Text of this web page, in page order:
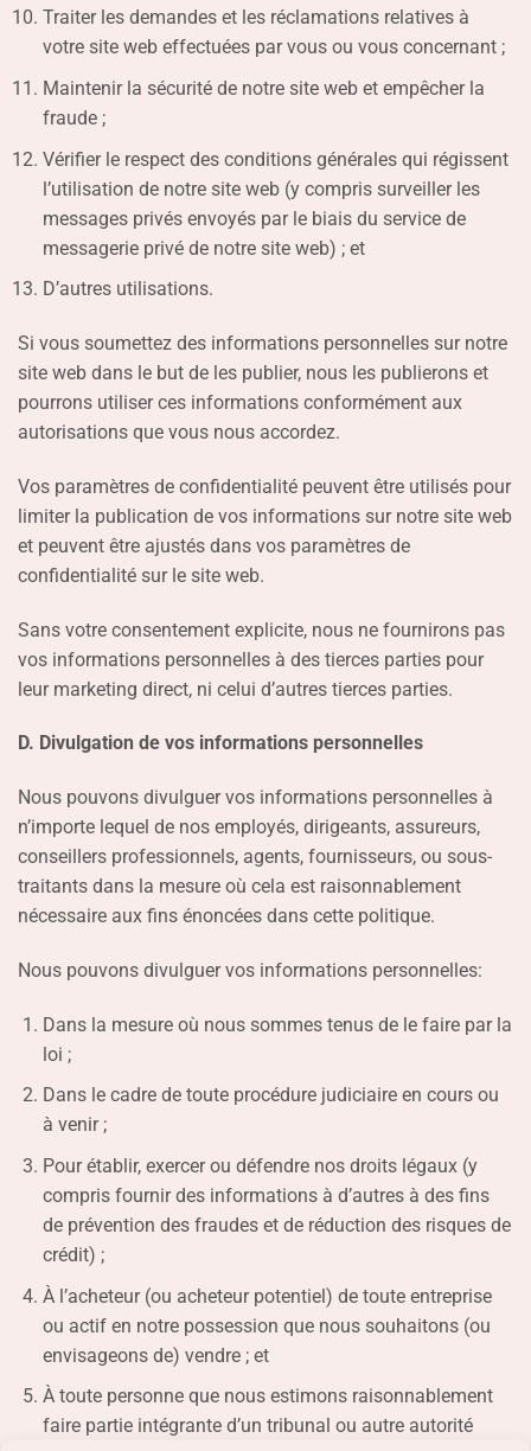
Traiter les demandes et les réclamations relatives à
votre site web effectuées par vous ou vous concernant ;
Maintenir la sécurité de notre site web et empêcher la
fraude ;
Vérifier le respect des conditions générales qui régissent
l’utilisation de notre site web (y compris surveiller les
messages privés envoyés par le biais du service de
messagerie privé de notre site web) ; et
D’autres utilisations.
Si vous soumettez des informations personnelles sur notre
site web dans le but de les publier, nous les publierons et
pourrons utiliser ces informations conformément aux
autorisations que vous nous accordez.
Vos paramètres de confidentialité peuvent être utilisés pour
limiter la publication de vos informations sur notre site web
et peuvent être ajustés dans vos paramètres de
confidentialité sur le site web.
Sans votre consentement explicite, nous ne fournirons pas
vos informations personnelles à des tierces parties pour
leur marketing direct, ni celui d’autres tierces parties.
D. Divulgation de vos informations personnelles
Nous pouvons divulguer vos informations personnelles à
n’importe lequel de nos employés, dirigeants, assureurs,
conseillers professionnels, agents, fournisseurs, ou sous-
traitants dans la mesure où cela est raisonnablement
nécessaire aux fins énoncées dans cette politique.
Nous pouvons divulguer vos informations personnelles:
Dans la mesure où nous sommes tenus de le faire par la
loi ;
Dans le cadre de toute procédure judiciaire en cours ou
à venir ;
Pour établir, exercer ou défendre nos droits légaux (y
compris fournir des informations à d’autres à des fins
de prévention des fraudes et de réduction des risques de
crédit) ;
À l’acheteur (ou acheteur potentiel) de toute entreprise
ou actif en notre possession que nous souhaitons (ou
envisageons de) vendre ; et
À toute personne que nous estimons raisonnablement
faire partie intégrante d’un tribunal ou autre autorité